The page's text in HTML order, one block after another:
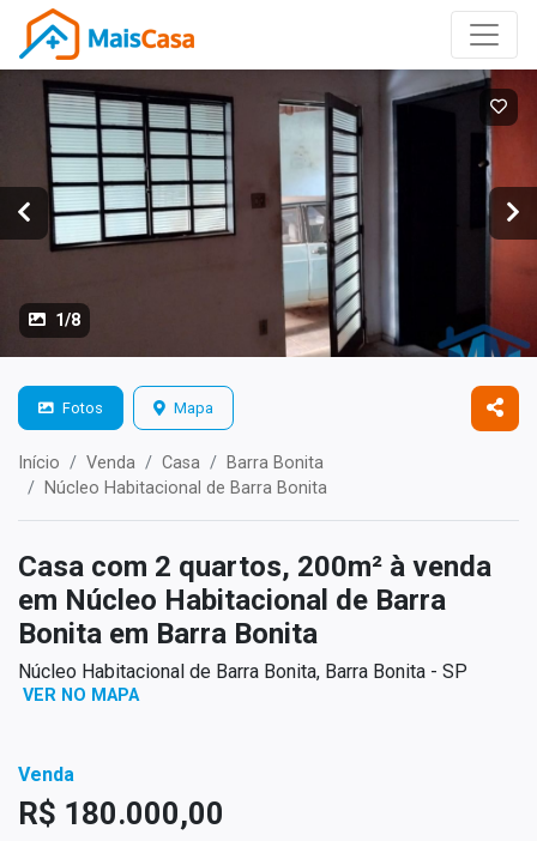
1/8
Fotos Mapa
Início Venda Casa
Barra Bonita
Núcleo Habitacional de Barra Bonita
Casa com 2 quartos, 200m² à venda
em Núcleo Habitacional de Barra
Bonita em Barra Bonita
Núcleo Habitacional de Barra Bonita, Barra Bonita - SP
VER NO MAPA
Venda
R$ 180.000,00